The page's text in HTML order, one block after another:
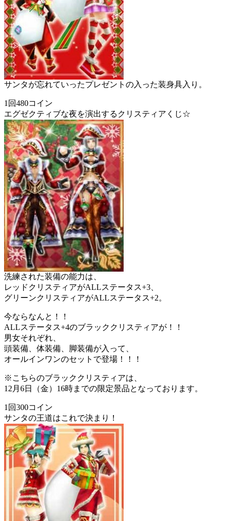
サンタが忘れていったプレゼントの入った装身具入り。
1回480コイン
エグゼクティブな夜を演出するクリスティアくじ☆
洗練された装備の能力は、
レッドクリスティアがALLステータス+3、
グリーンクリスティアがALLステータス+2。
今ならなんと！！
ALLステータス+4のブラッククリスティアが！！
男女それぞれ、
頭装備、体装備、脚装備が入って、
オールインワンのセットで登場！！！
※こちらのブラッククリスティアは、
12月6日（金）16時までの限定景品となっております。
1回300コイン
サンタの王道はこれで決まり！